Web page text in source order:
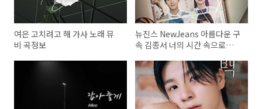
여은 고치려고 해 가사 노래 뮤
비 곡정보
뉴진스 NewJeans 아름다운 구
속 김종서 너의 시간 속으로